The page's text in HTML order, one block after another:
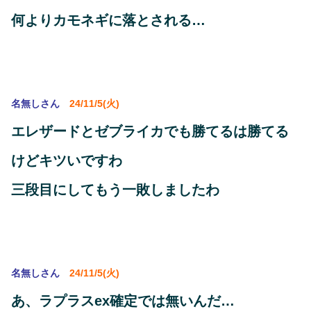
何よりカモネギに落とされる…
名無しさん 24/11/5(火)
エレザードとゼブライカでも勝てるは勝てる
けどキツいですわ
三段目にしてもう一敗しましたわ
名無しさん 24/11/5(火)
あ、ラプラスex確定では無いんだ…